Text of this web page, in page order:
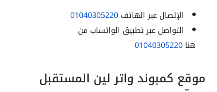
الإتصال عبر الهاتف01040305220
التواصل عبر تطبيق الواتساب من
هنا01040305220
موقع كمبوند واتر لين المستقبل